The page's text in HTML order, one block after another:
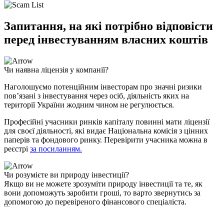
Запитання, на які потрібно відповісти
перед інвестуванням власних коштів
Чи наявна ліцензія у компанії?
Наголошуємо потенційним інвесторам про значні ризики
пов’язані з інвестування через осіб, діяльність яких на
території України жодним чином не регулюється.
Професійні учасники ринків капіталу повинні мати ліцензії
для своєї діяльності, які видає Національна комісія з цінних
паперів та фондового ринку. Перевірити учасника можна в
реєстрі за посиланням.
Чи розумієте ви природу інвестиції?
Якщо ви не можете зрозуміти природу інвестиції та те, як
вони допоможуть заробити гроші, то варто звернутись за
допомогою до перевіреного фінансового спеціаліста.